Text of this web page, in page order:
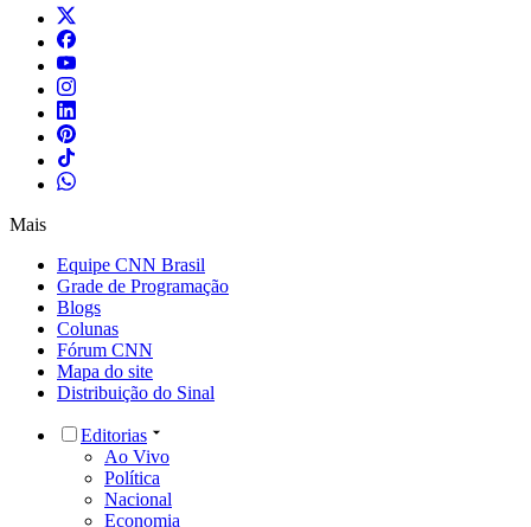
Mais
Equipe CNN Brasil
Grade de Programação
Blogs
Colunas
Fórum CNN
Mapa do site
Distribuição do Sinal
Editorias
Ao Vivo
Política
Nacional
Economia